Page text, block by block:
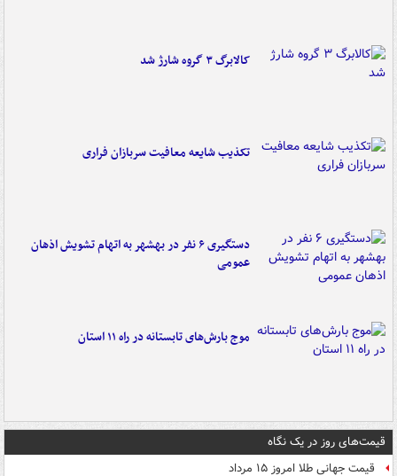
کالابرگ ۳ گروه شارژ شد
تکذیب شایعه معافیت سربازان فراری
دستگیری ۶ نفر در بهشهر به اتهام تشویش اذهان
عمومی
موج بارش‌های تابستانه در راه ۱۱ استان
قیمت‌های روز در یک نگاه
قیمت جهانی طلا امروز ۱۵ مرداد